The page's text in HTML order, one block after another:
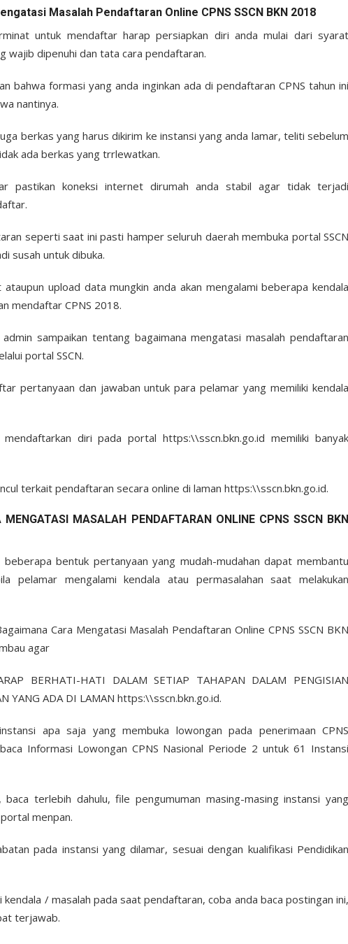
Masalah Pendaftaran Online CPNS SSCN BKN 2018
untuk mendaftar harap persiapkan diri anda mulai dari syarat
wajib dipenuhi dan tata cara pendaftaran.
bahwa formasi yang anda inginkan ada di pendaftaran CPNS tahun ini
nantinya.
berkas yang harus dikirim ke instansi yang anda lamar, teliti sebelum
ada berkas yang trrlewatkan.
pastikan koneksi internet dirumah anda stabil agar tidak terjadi
seperti saat ini pasti hamper seluruh daerah membuka portal SSCN
susah untuk dibuka.
ataupun upload data mungkin anda akan mengalami beberapa kendala
mendaftar CPNS 2018.
sampaikan tentang bagaimana mengatasi masalah pendaftaran
portal SSCN.
pertanyaan dan jawaban untuk para pelamar yang memiliki kendala
diri pada portal https:\\sscn.bkn.go.id memiliki banyak
terkait pendaftaran secara online di laman https:\\sscn.bkn.go.id.
MENGATASI MASALAH PENDAFTARAN ONLINE CPNS SSCN BKN
beberapa bentuk pertanyaan yang mudah-mudahan dapat membantu
pelamar mengalami kendala atau permasalahan saat melakukan
Cara Mengatasi Masalah Pendaftaran Online CPNS SSCN BKN
agar
BERHATI-HATI DALAM SETIAP TAHAPAN DALAM PENGISIAN
YANG ADA DI LAMAN https:\\sscn.bkn.go.id.
apa saja yang membuka lowongan pada penerimaan CPNS
Informasi Lowongan CPNS Nasional Periode 2 untuk 61 Instansi
baca terlebih dahulu, file pengumuman masing-masing instansi yang
menpan.
pada instansi yang dilamar, sesuai dengan kualifikasi Pendidikan
kendala / masalah pada saat pendaftaran, coba anda baca postingan ini,
terjawab.